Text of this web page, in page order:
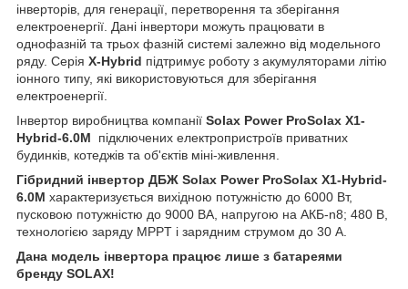
інверторів, для генерації, перетворення та зберігання
електроенергії. Дані інвертори можуть працювати в
однофазній та трьох фазній системі залежно від модельного
ряду. Серія X-Hybrid підтримує роботу з акумуляторами літію
іонного типу, які використовуються для зберігання
електроенергії.
Інвертор виробництва компанії Solax Power ProSolax X1-
Hybrid-6.0М підключених електропристроїв приватних
будинків, котеджів та об'єктів міні-живлення.
Гібридний інвертор ДБЖ Solax Power ProSolax X1-Hybrid-
6.0М характеризується вихідною потужністю до 6000 Вт,
пусковою потужністю до 9000 ВА, напругою на АКБ-n8; 480 В,
технологією заряду MPPT і зарядним струмом до 30 А.
Дана модель інвертора працює лише з батареями
бренду SOLAX!